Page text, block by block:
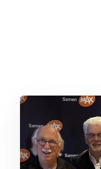
Lees meer over